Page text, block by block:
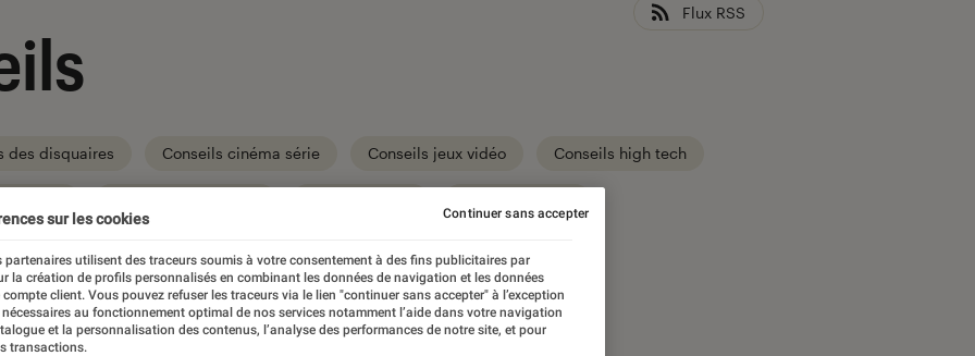
Flux RSS
des disquaires Conseils cinéma série Conseils jeux vidéo Conseils high tech
sur les cookies
partenaires utilisent des traceurs soumis à votre consentement à des fins publicitaires par
la création de profils personnalisés en combinant les données de navigation et les données
compte client. Vous pouvez refuser les traceurs via le lien "continuer sans accepter" à l’exception
au fonctionnement optimal de nos services notamment l’aide dans votre navigation
et la personnalisation des contenus, l’analyse des performances de notre site, et pour
transactions.
Continuer sans accepter